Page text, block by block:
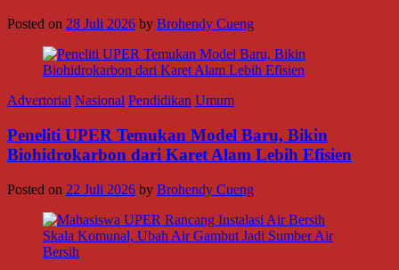
Posted on 28 Juli 2026 by Brohendy Cueng
Advertorial Nasional Pendidikan Umum
Peneliti UPER Temukan Model Baru, Bikin
Biohidrokarbon dari Karet Alam Lebih Efisien
Posted on 22 Juli 2026 by Brohendy Cueng